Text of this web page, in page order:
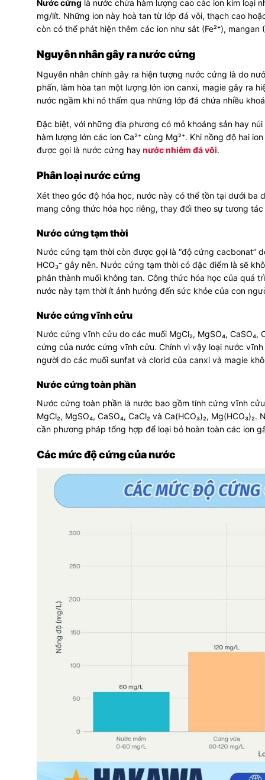
Nước cứng là nước chứa hàm lượng cao các ion kim loại
mg/lít. Những ion này hoà tan từ lớp đá vôi, thạch cao
còn có thể phát hiện thêm các ion như sắt (Fe²⁺),
Nguyên nhân gây ra nước cứng
Nguyên nhân chính gây ra hiện tượng nước cứng là do
phấn, làm hòa tan một lượng lớn ion canxi, magie gây ra
nước ngầm khi nó thấm qua những lớp đá chứa nhiều
Đặc biệt, với những địa phương có mỏ khoáng sản hay
hàm lượng lớn các ion Ca²⁺ cùng Mg²⁺. Khi nồng độ hai
được gọi là nước cứng haynước nhiễm đá vôi.
Phân loại nước cứng
Xét theo góc độ hóa học, nước này có thể tồn tại dưới ba
mang công thức hóa học riêng, thay đổi theo sự tương
Nước cứng tạm thời
Nước cứng tạm thời còn được gọi là “độ cứng cacbonat”
HCO₃⁻ gây nên. Nước cứng tạm thời có đặc điểm là sẽ
phân thành muối không tan. Công thức hóa học của quá
nước này tạm thời ít ảnh hưởng đến sức khỏe của con
Nước cứng vĩnh cửu
Nước cứng vĩnh cửu do các muối MgCl₂, MgSO₄,
cứng của nước cứng vĩnh cửu. Chính vì vậy loại nước
người do các muối sunfat và clorid của canxi và magie
Nước cứng toàn phần
Nước cứng toàn phần là nước bao gồm tính cứng vĩnh
MgCl₂, MgSO₄, CaSO₄, CaCl₂ và Ca(HCO₃)₂,
cần phương pháp tổng hợp để loại bỏ hoàn toàn các ion
Các mức độ cứng của nước